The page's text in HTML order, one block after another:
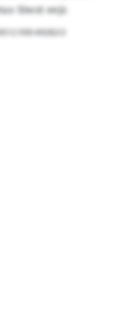
Siwzt eejr.
930-69282/2